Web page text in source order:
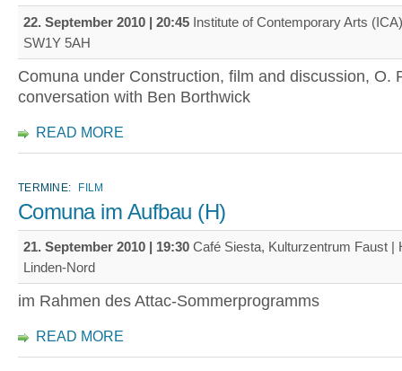
22. September 2010 | 20:45 Institute of Contemporary Arts
SW1Y 5AH
Comuna under Construction, film and discussion, O.
conversation with Ben Borthwick
READ MORE
TERMINE: FILM
Comuna im Aufbau (H)
21. September 2010 | 19:30 Café Siesta, Kulturzentrum Faust |
Linden-Nord
im Rahmen des Attac-Sommerprogramms
READ MORE